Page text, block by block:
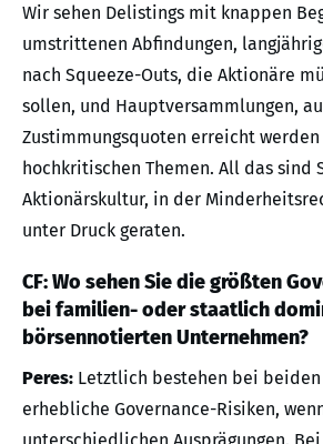
Wir sehen Delistings mit knappen
umstrittenen Abfindungen,
nach Squeeze-Outs, die Aktionäre
sollen, und Hauptversammlungen,
Zustimmungsquoten erreicht
hochkritischen Themen. All das sind
Aktionärskultur, in der
unter Druck geraten.
CF: Wo sehen Sie die größten
bei familien- oder staatlich
börsennotierten Unternehmen?
Peres: Letztlich bestehen bei
erhebliche Governance-Risiken,
unterschiedlichen Ausprägungen. Bei